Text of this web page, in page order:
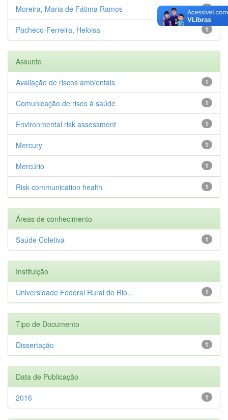
1
Moreira, Maria de Fátima Ramos
1
Pacheco-Ferreira, Heloisa
Assunto
1
Avaliação de riscos ambientais
1
Comunicação de risco à saúde
1
Environmental risk assessment
1
Mercury
1
Mercúrio
1
Risk communication health
Áreas de conhecimento
1
Saúde Coletiva
Instituição
1
Universidade Federal Rural do Rio...
Tipo de Documento
1
Dissertação
Data de Publicação
1
2016